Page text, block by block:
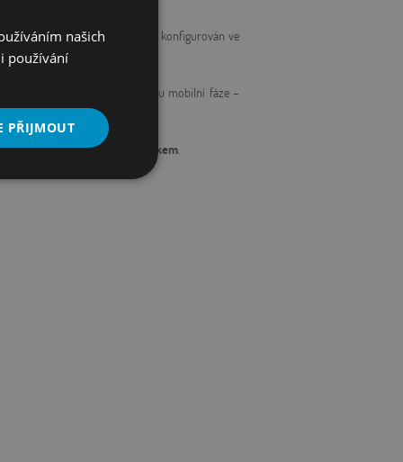
režimu), který může být konfigurován ve
detekcí a manuální přípravou mobilní fáze –
mobilní fáze.
nezapomenutelným zážitkem.
našich
používání
PŘIJMOUT
Nezařazené